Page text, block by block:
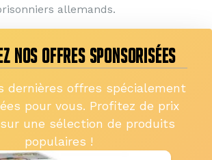
allemands.
NOS OFFRES SPONSORISÉES
dernières offres spécialement
pour vous. Profitez de prix
une sélection de produits
populaires !